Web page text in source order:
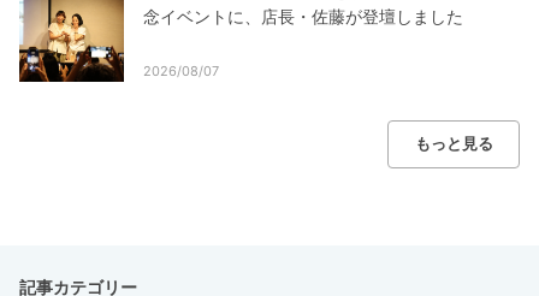
念イベントに、店長・佐藤が登壇しました
2026/08/07
もっと見る
記事カテゴリー